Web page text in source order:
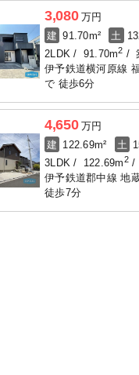
3,080 万円
建 91.70m² 土
2LDK
91.70m2
伊予鉄道横河原線
で 徒歩6分
4,650 万円
建 122.69m² 土
3LDK
122.69m2
伊予鉄道郡中線 地
徒歩7分